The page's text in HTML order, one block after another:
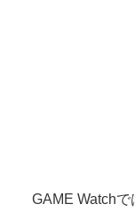
GAME Watchで